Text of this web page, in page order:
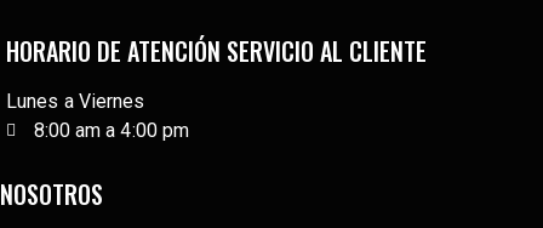
HORARIO DE ATENCIÓN SERVICIO AL CLIENTE
Lunes a Viernes
8:00 am a 4:00 pm
NOSOTROS